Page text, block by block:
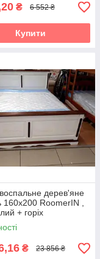
₴ 6 552 ₴
Купити
дерев'яне
160х200 RoomerIN ,
+ горіх
₴ 23 856 ₴